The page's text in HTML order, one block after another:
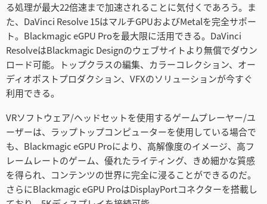
る処理が最大22倍速まで加速されることに気付くであろう。ま
た、DaVinci Resolve 15はマルチGPUおよびMetalを完全サポー
ト。Blackmagic eGPU Proを最大限に活用できる。DaVinci
ResolveはBlackmagic Designのウェブサイトより無償でダウン
ロード可能。トップクラスの編集、カラーコレクション、オー
ディオポストプロダクション、VFXのソリューションが今すぐ
利用できる。
VRソフトウェア/ヘッドセットを使用するゲームプレーヤー/ユ
ーザーは、ラップトップコンピューターを使用している場合で
も、Blackmagic eGPU Proにより、高解像度のイメージ、高フ
レームレートのゲーム、優れたライティング、きめ細かな質感
を得られ、コンテンツの世界に完全に浸ることができるのだ。
さらにBlackmagic eGPU ProはDisplayPortコネクターを搭載し